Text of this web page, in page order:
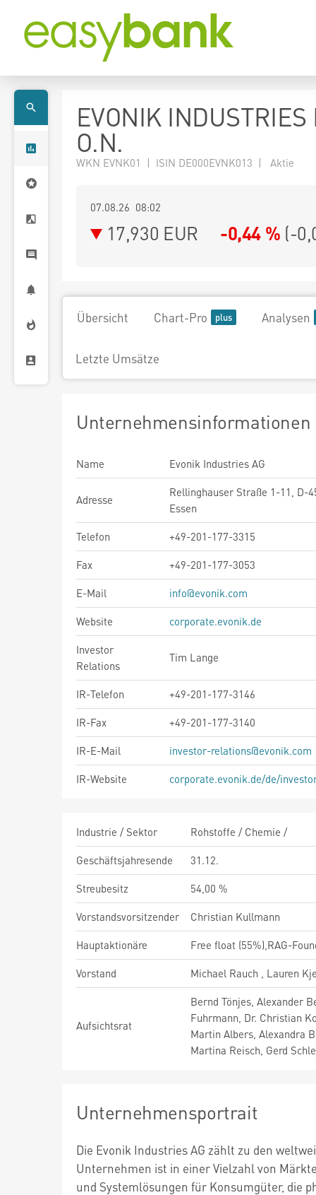
EVONIK INDUSTRIES
O.N.
WKN EVNK01 | ISIN DE000EVNK013 | Aktie
07.08.26 08:02
17,930 EUR -0,44 % (-
Übersicht Chart-Pro Analysen
Letzte Umsätze
Unternehmensinformationen
Name Evonik Industries AG
Adresse
Rellinghauser Straße 1-11, D-
Essen
Telefon
+49-201-177-3315
Fax
+49-201-177-3053
E-Mail
info@evonik.com
Website
corporate.evonik.de
Investor
Relations
Tim Lange
IR-Telefon
+49-201-177-3146
IR-Fax
+49-201-177-3140
IR-E-Mail
investor-relations@evonik.com
IR-Website
corporate.evonik.de/de/
Industrie / Sektor
Rohstoffe / Chemie /
Geschäftsjahresende
31.12.
Streubesitz
54,00 %
Vorstandsvorsitzender
Christian Kullmann
Hauptaktionäre
Free float (55%),RAG-
Vorstand
Michael Rauch , Lauren
Aufsichtsrat
Bernd Tönjes, Alexander
Fuhrmann, Dr. Christian
Martin Albers, Alexandra
Martina Reisch, Gerd
Unternehmensportrait
Die Evonik Industries AG zählt zu den
Unternehmen ist in einer Vielzahl von
und Systemlösungen für Konsumgüter, die